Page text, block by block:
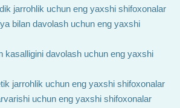
jarrohlik uchun eng yaxshi shifoxonalar
bilan davolash uchun eng yaxshi
kasalligini davolash uchun eng yaxshi
jarrohlik uchun eng yaxshi shifoxonalar
uchun eng yaxshi shifoxonalar